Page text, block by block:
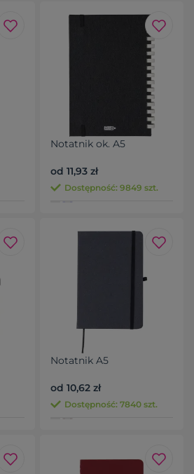
Notatnik ok. A5
od 11,93 zł
Dostępność: 9849 szt.
Notatnik A5
od 10,62 zł
Dostępność: 7840 szt.